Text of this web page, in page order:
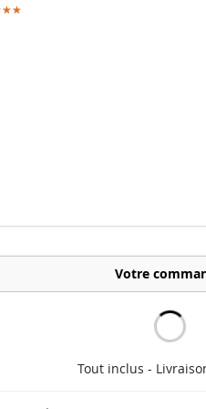
Votre
Tout inclus -